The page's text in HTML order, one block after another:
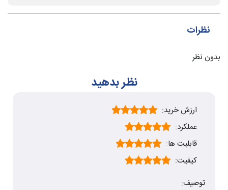
نظرات
بدون نظر
نظر بدهید
ارزش خرید:
عملکرد:
قابلیت ها:
کیفیت:
توصیف: